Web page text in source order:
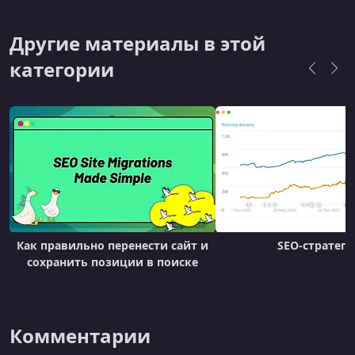
Другие материалы в этой
категории
Как правильно перенести сайт и
сохранить позиции в поиске
SEO-
Комментарии